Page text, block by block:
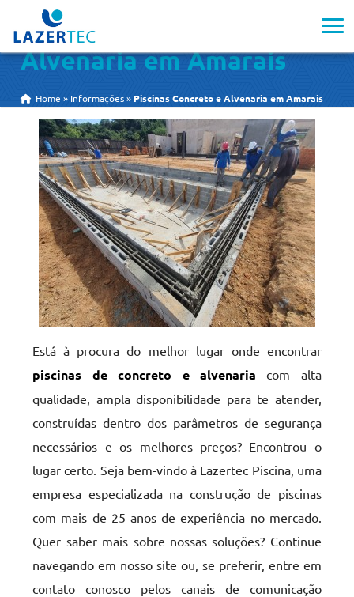
Piscinas Concreto e
Alvenaria em Amarais
Home » Informações » Piscinas Concreto e Alvenaria em Amarais
Está à procura do melhor lugar onde encontrar
piscinas de concreto e alvenaria com alta
qualidade, ampla disponibilidade para te atender,
construídas dentro dos parâmetros de segurança
necessários e os melhores preços? Encontrou o
lugar certo. Seja bem-vindo à Lazertec Piscina, uma
empresa especializada na construção de piscinas
com mais de 25 anos de experiência no mercado.
Quer saber mais sobre nossas soluções? Continue
navegando em nosso site ou, se preferir, entre em
contato conosco pelos canais de comunicação